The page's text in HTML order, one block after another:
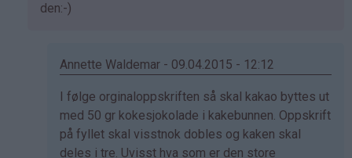
den:-)
Annette Waldemar - 09.04.2015 - 12:12
Som
svar
på
av
I følge orginaloppskriften så skal kakao byttes ut
med 50 gr kokesjokolade i kakebunnen. Oppskrift
på fyllet skal visstnok dobles og kaken skal
deles i tre. Uvisst hva som er den store